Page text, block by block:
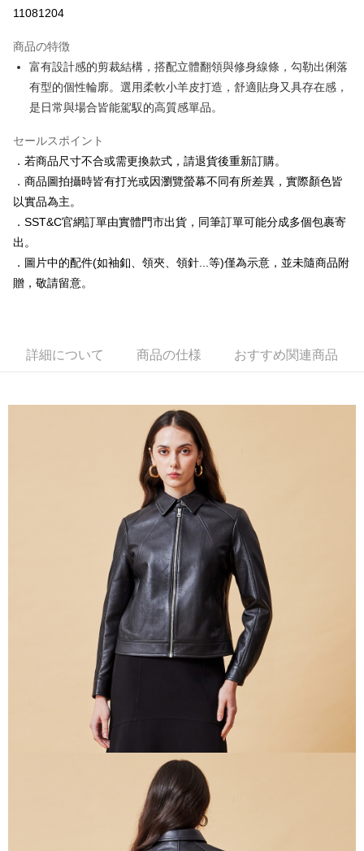
11081204
商品の特徴
富有設計感的剪裁結構，搭配立體翻領與修身線條，勾勒出俐落
有型的個性輪廓。選用柔軟小羊皮打造，舒適貼身又具存在感，
是日常與場合皆能駕馭的高質感單品。
セールスポイント
．若商品尺寸不合或需更換款式，請退貨後重新訂購。
．商品圖拍攝時皆有打光或因瀏覽螢幕不同有所差異，實際顏色皆
以實品為主。
．SST&C官網訂單由實體門市出貨，同筆訂單可能分成多個包裹寄
出。
．圖片中的配件(如袖釦、領夾、領針...等)僅為示意，並未隨商品附
贈，敬請留意。
詳細について 商品の仕様 おすすめ関連商品